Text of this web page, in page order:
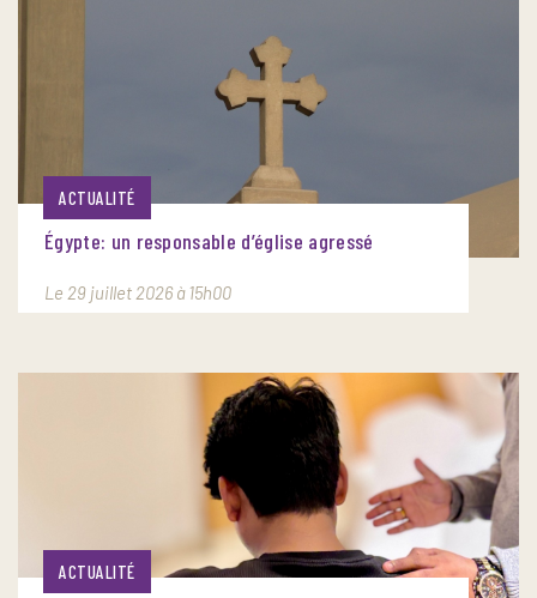
ACTUALITÉ
Égypte: un responsable d’église agressé
Le 29 juillet 2026 à 15h00
ACTUALITÉ